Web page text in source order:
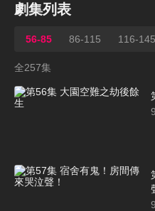
劇集列表
56-85 86-115 116-145
全257集